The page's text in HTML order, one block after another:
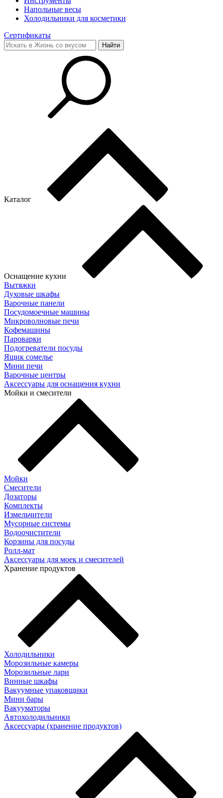
Напольные весы
Холодильники для косметики
Сертификаты
Каталог
Оснащение кухни
Вытяжки
Духовые шкафы
Варочные панели
Посудомоечные машины
Микроволновые печи
Кофемашины
Пароварки
Подогреватели посуды
Ящик сомелье
Мини печи
Варочные центры
Аксессуары для оснащения кухни
Мойки и смесители
Мойки
Смесители
Дозаторы
Комплекты
Измельчители
Мусорные системы
Водоочистители
Корзины для посуды
Ролл-мат
Аксессуары для моек и смесителей
Хранение продуктов
Холодильники
Морозильные камеры
Морозильные лари
Винные шкафы
Вакуумные упаковщики
Мини бары
Вакууматоры
Автохолодильники
Аксессуары (хранение продуктов)